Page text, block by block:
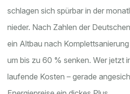
schlagen sich spürbar in der
nieder. Nach Zahlen der
ein Altbau nach
um bis zu 60 % senken. Wer jetzt
laufende Kosten – gerade